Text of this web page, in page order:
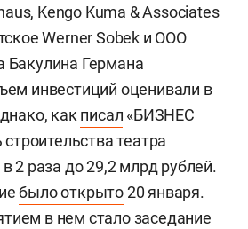
Kengo Kuma & Associates
Werner Sobek и ООО
Бакулина Германа
инвестиций оценивали в
как писал «БИЗНЕС
театра
2 раза до 29,2 млрд рублей.
было открыто20 января.
в нем стало заседание